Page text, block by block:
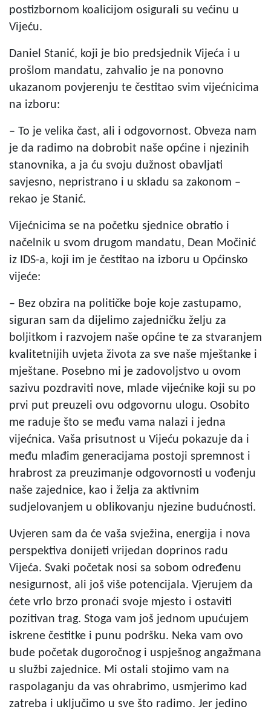
postizbornom koalicijom osigurali su većinu u
Vijeću.
Daniel Stanić, koji je bio predsjednik Vijeća i u
prošlom mandatu, zahvalio je na ponovno
ukazanom povjerenju te čestitao svim vijećnicima
na izboru:
– To je velika čast, ali i odgovornost. Obveza nam
je da radimo na dobrobit naše općine i njezinih
stanovnika, a ja ću svoju dužnost obavljati
savjesno, nepristrano i u skladu sa zakonom –
rekao je Stanić.
Vijećnicima se na početku sjednice obratio i
načelnik u svom drugom mandatu, Dean Močinić
iz IDS-a, koji im je čestitao na izboru u Općinsko
vijeće:
– Bez obzira na političke boje koje zastupamo,
siguran sam da dijelimo zajedničku želju za
boljitkom i razvojem naše općine te za stvaranjem
kvalitetnijih uvjeta života za sve naše mještanke i
mještane. Posebno mi je zadovoljstvo u ovom
sazivu pozdraviti nove, mlade vijećnike koji su po
prvi put preuzeli ovu odgovornu ulogu. Osobito
me raduje što se među vama nalazi i jedna
vijećnica. Vaša prisutnost u Vijeću pokazuje da i
među mlađim generacijama postoji spremnost i
hrabrost za preuzimanje odgovornosti u vođenju
naše zajednice, kao i želja za aktivnim
sudjelovanjem u oblikovanju njezine budućnosti.
Uvjeren sam da će vaša svježina, energija i nova
perspektiva donijeti vrijedan doprinos radu
Vijeća. Svaki početak nosi sa sobom određenu
nesigurnost, ali još više potencijala. Vjerujem da
ćete vrlo brzo pronaći svoje mjesto i ostaviti
pozitivan trag. Stoga vam još jednom upućujem
iskrene čestitke i punu podršku. Neka vam ovo
bude početak dugoročnog i uspješnog angažmana
u službi zajednice. Mi ostali stojimo vam na
raspolaganju da vas ohrabrimo, usmjerimo kad
zatreba i uključimo u sve što radimo. Jer jedino